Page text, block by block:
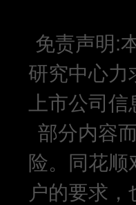
免责声明:
研究中心力
上市公司
部分内容
险。同花
户的要求